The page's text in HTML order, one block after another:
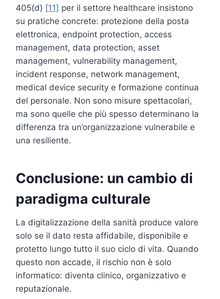
405(d) [11] per il settore healthcare insistono
su pratiche concrete: protezione della posta
elettronica, endpoint protection, access
management, data protection, asset
management, vulnerability management,
incident response, network management,
medical device security e formazione continua
del personale. Non sono misure spettacolari,
ma sono quelle che più spesso determinano la
differenza tra un’organizzazione vulnerabile e
una resiliente.
Conclusione: un cambio di
paradigma culturale
La digitalizzazione della sanità produce valore
solo se il dato resta affidabile, disponibile e
protetto lungo tutto il suo ciclo di vita. Quando
questo non accade, il rischio non è solo
informatico: diventa clinico, organizzativo e
reputazionale.